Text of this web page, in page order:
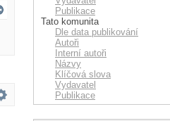
Publikace
Tato komunita
Dle data publikování
Autoři
Interní autoři
Názvy
Klíčová slova
Vydavatel
Publikace